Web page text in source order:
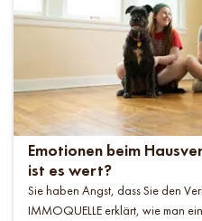
Emotionen beim
ist es wert?
Sie haben Angst, dass Sie den
IMMOQUELLE erklärt, wie man